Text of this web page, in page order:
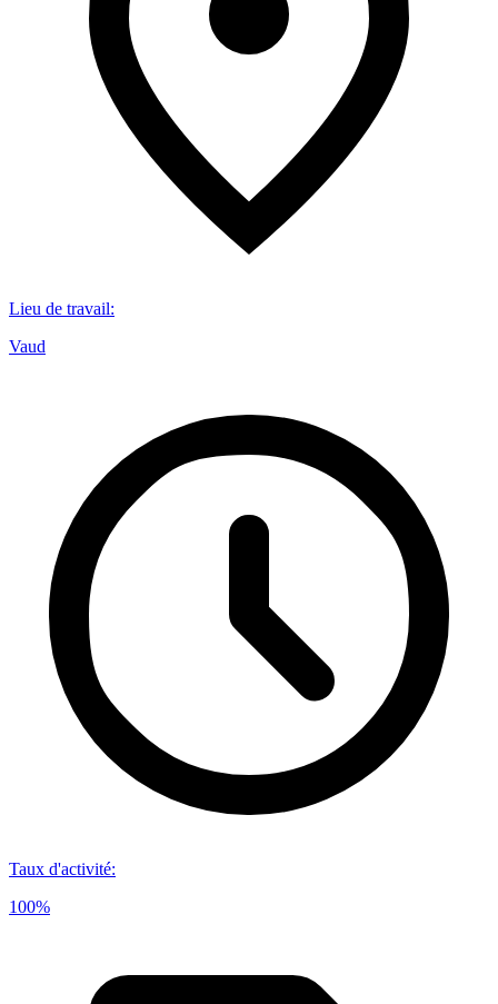
Lieu de travail:
Vaud
Taux d'activité:
100%